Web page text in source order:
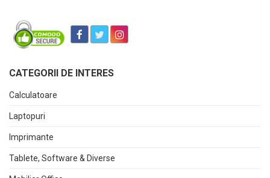
CATEGORII DE INTERES
Calculatoare
Laptopuri
Imprimante
Tablete, Software & Diverse